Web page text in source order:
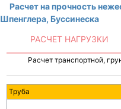
Расчет на прочность
Шпенглера, Буссинеска
РАСЧЕТ НАГРУЗКИ
Расчет транспортной,
Труба